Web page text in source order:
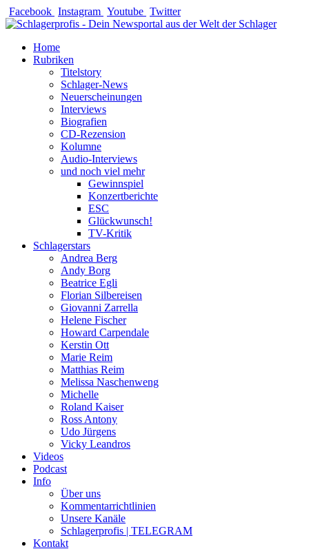
Zum
Inhalt
Facebook Instagram Youtube Twitter
Home
Rubriken
Titelstory
Schlager-News
Neuerscheinungen
Interviews
Biografien
CD-Rezension
Kolumne
Audio-Interviews
und noch viel mehr
Gewinnspiel
Konzertberichte
ESC
Glückwunsch!
TV-Kritik
Schlagerstars
Andrea Berg
Andy Borg
Beatrice Egli
Florian Silbereisen
Giovanni Zarrella
Helene Fischer
Howard Carpendale
Kerstin Ott
Marie Reim
Matthias Reim
Melissa Naschenweng
Michelle
Roland Kaiser
Ross Antony
Udo Jürgens
Vicky Leandros
Videos
Podcast
Info
Über uns
Kommentarrichtlinien
Unsere Kanäle
Schlagerprofis | TELEGRAM
Kontakt